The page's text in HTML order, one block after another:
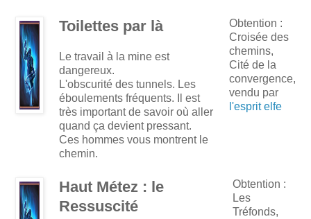
Toilettes par là
Le travail à la mine est
dangereux.
L'obscurité des tunnels. Les
éboulements fréquents. Il est
très important de savoir où aller
quand ça devient pressant.
Ces hommes vous montrent le
chemin.
Obtention :
Croisée des
chemins,
Cité de la
convergence,
vendu par
l'esprit elfe
Haut Métez : le
Ressuscité
Obtention :
Les
Tréfonds,